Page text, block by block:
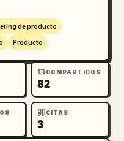
de arte comercial
branding
reflejos
digital de
de producto
Producto
COMPARTIDOS
82
CITAS
3